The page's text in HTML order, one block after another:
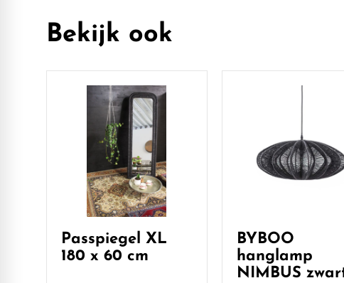
Bekijk ook
Passpiegel XL
180 x 60 cm
BYBOO
hanglamp
NIMBUS